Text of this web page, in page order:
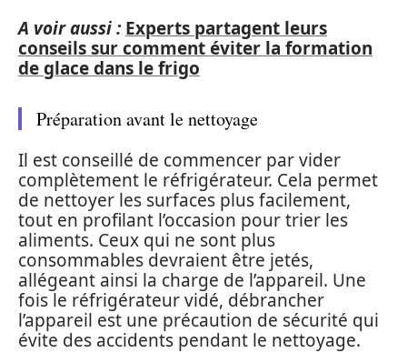
A voir aussi : Experts partagent leurs
conseils sur comment éviter la formation
de glace dans le frigo
Préparation avant le nettoyage
Il est conseillé de commencer par vider
complètement le réfrigérateur. Cela permet
de nettoyer les surfaces plus facilement,
tout en profilant l’occasion pour trier les
aliments. Ceux qui ne sont plus
consommables devraient être jetés,
allégeant ainsi la charge de l’appareil. Une
fois le réfrigérateur vidé, débrancher
l’appareil est une précaution de sécurité qui
évite des accidents pendant le nettoyage.